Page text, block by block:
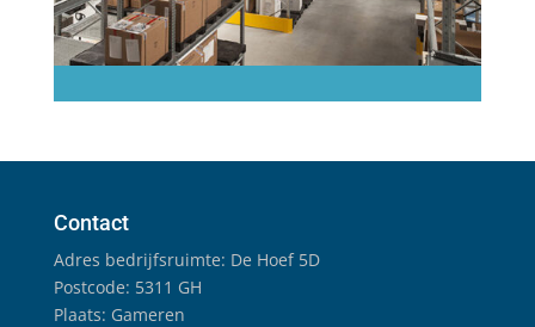
Contact
Adres bedrijfsruimte: De Hoef 5D
Postcode: 5311 GH
Plaats: Gameren